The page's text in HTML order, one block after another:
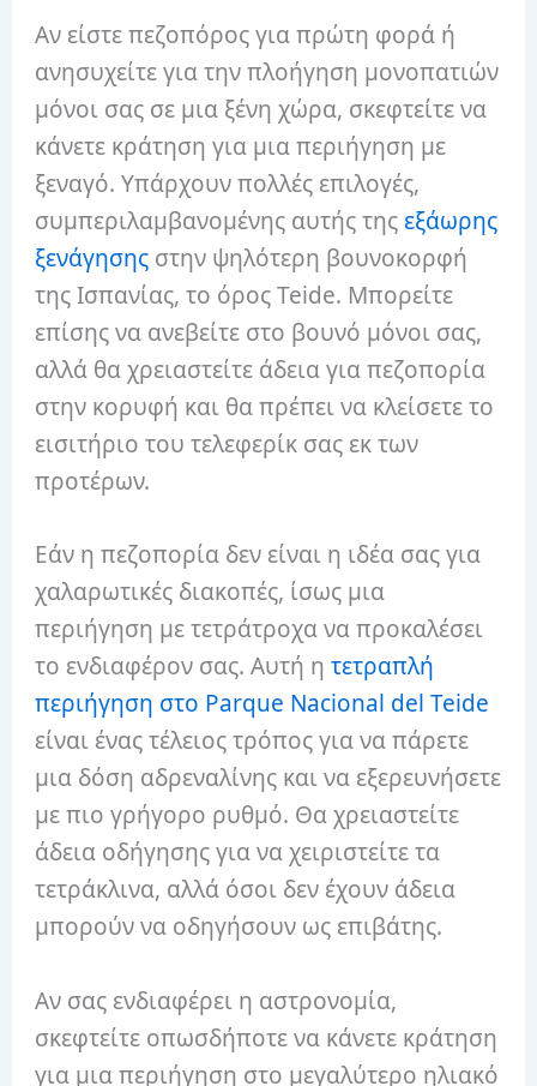
Αν είστε πεζοπόρος για πρώτη φορά ή
ανησυχείτε για την πλοήγηση μονοπατιών
μόνοι σας σε μια ξένη χώρα, σκεφτείτε να
κάνετε κράτηση για μια περιήγηση με
ξεναγό. Υπάρχουν πολλές επιλογές,
συμπεριλαμβανομένης αυτής τηςεξάωρης
ξενάγησης στην ψηλότερη βουνοκορφή
της Ισπανίας, το όρος Teide. Μπορείτε
επίσης να ανεβείτε στο βουνό μόνοι σας,
αλλά θα χρειαστείτε άδεια για πεζοπορία
στην κορυφή και θα πρέπει να κλείσετε το
εισιτήριο του τελεφερίκ σας εκ των
προτέρων.
Εάν η πεζοπορία δεν είναι η ιδέα σας για
χαλαρωτικές διακοπές, ίσως μια
περιήγηση με τετράτροχα να προκαλέσει
το ενδιαφέρον σας. Αυτή ητετραπλή
περιήγηση στο Parque Nacional del Teide
είναι ένας τέλειος τρόπος για να πάρετε
μια δόση αδρεναλίνης και να εξερευνήσετε
με πιο γρήγορο ρυθμό. Θα χρειαστείτε
άδεια οδήγησης για να χειριστείτε τα
τετράκλινα, αλλά όσοι δεν έχουν άδεια
μπορούν να οδηγήσουν ως επιβάτης.
Αν σας ενδιαφέρει η αστρονομία,
σκεφτείτε οπωσδήποτε να κάνετε κράτηση
για μια περιήγηση στο μεγαλύτερο ηλιακό